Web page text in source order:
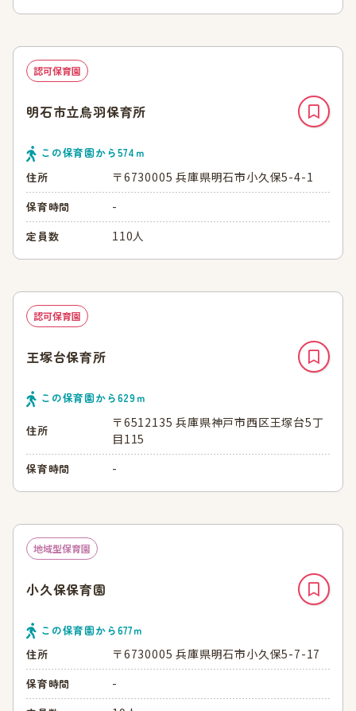
認可保育園
明石市立鳥羽保育所
この保育園から574 ｍ
住所
〒6730005 兵庫県明石市小久保5-4-1
保育時間 -
定員数 110人
認可保育園
王塚台保育所
この保育園から629ｍ
住所
〒6512135 兵庫県神戸市西区王塚台5丁
目115
保育時間 -
地域型保育園
小久保保育園
この保育園から677ｍ
住所
〒6730005 兵庫県明石市小久保5-7-17
保育時間 -